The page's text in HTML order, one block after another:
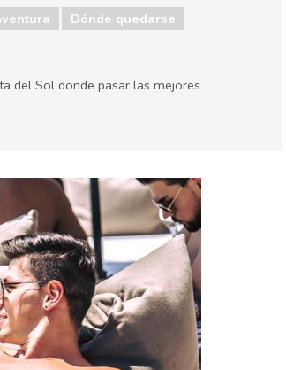
Dónde quedarse
del Sol donde pasar las mejores
& Arte